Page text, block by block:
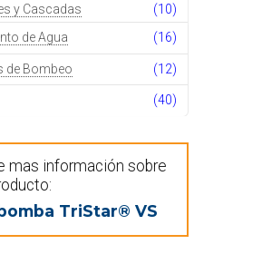
y Cascadas
(10)
de Agua
(16)
de Bombeo (12)
(40)
mas información sobre
TriStar® VS